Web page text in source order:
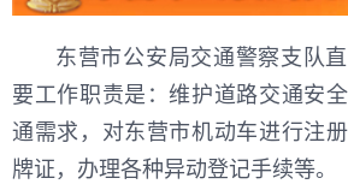
东营市公安局交通警察支队
要工作职责是：维护道路交通安
通需求，对东营市机动车进行注
牌证，办理各种异动登记手续等。